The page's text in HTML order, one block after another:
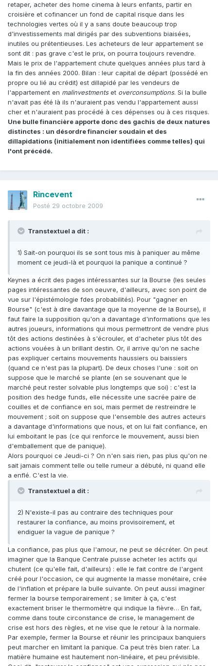
retaper, acheter des home cinema à leurs enfants, partir en
croisière et cofinancer un fond de capital risque dans les
technologies vertes où il y a sans doute beaucoup trop
d'investissements mal dirigés par des subventions biaisées,
inutiles ou prétentieuses. Les acheteurs de leur appartement se
sont dit : pas grave c'est le prix, on pourra toujours revendre.
Mais le prix de l'appartement chute quelques années plus tard à
la fin des années 2000. Bilan : leur capital de départ (possédé en
propre ou lié au crédit) est dillapidé par les vendeurs de
l'appartement en malinvestmentset overconsumptions. Si la bulle
n'avait pas été là ils n'auraient pas vendu l'appartement aussi
cher et n'auraient pas procédé à ces dépenses ou à ces risques.
Une bulle financière apporte donc des gachis de deux natures
distinctes : un désordre financier soudain et des
dillapidations (initialement non identifiées comme telles) qui
l'ont précédé.
Rincevent
Posté 29 octobre 2009
Transtextuel a dit :
1) Sait-on pourquoi ils se sont tous mis à paniquer au même
moment ce jeudi-là et pourquoi la panique a continué ?
Keynes a écrit des pages intéressantes sur la Bourse (les seules
pages intéressantes de son oeuvre, d'ailleurs, avec son point de
vue sur l'épistémologie fdes probabilités). Pour "gagner en
Bourse" (c'est à dire davantage que la moyenne de la Bourse), il
faut faire la supposition qu'on a davantage d'informations que les
autres joueurs, informations qui mous permettront de vendre plus
tôt des actions destinées à s'écrouler, et d'acheter plus tôt des
actions vouées à un brillant destin. Or, il arrive qu'on ne sache
pas expliquer certains mouvements haussiers ou baissiers
(quand ce n'est pas la plupart). De deux choses l'une : soit on
suppose que le marché se plante (en se souvenant que le
marché peut rester solvable plus longtemps que soi) : c'est la
position des hedge funds, elle nécessite une sacrée paire de
couilles et de confiance en soi, mais permet de restreindre le
mouvement ; soit on suppose que l'ensemble des autres acteurs
a davantage d'informations que nous, et on lui fait confiance, en
lui emboitant le pas (ce qui renforce le mouvement, aussi bien
d'emballement que de panique).
Alors pourquoi ce Jeudi-ci ? On n'en sais rien, pas plus qu'on ne
sait jamais comment telle ou telle rumeur a débuté, ni quand elle
a enflé. C'est la vie.
Transtextuel a dit :
2) N'existe-il pas au contraire des techniques pour
restaurer la confiance, au moins provisoirement, et
endiguer la vague de panique ?
La confiance, pas plus que l'amour, ne peut se décréter. On peut
imaginer que la Banque Centrale puisse acheter les actifs qui
chutent (ce qu'elle fait, d'ailleurs) : elle le fait contre de l'argent
créé pour l'occasion, ce qui augmente la masse monétaire, crée
de l'inflation et prépare la bulle suivante. On peut aussi imaginer
fermer la bourse temporairement ; se limiter à ça, c'est
exactement briser le thermomètre qui indique la fièvre… En fait,
comme dans toute circonstance de crise, le management de
crise est hors des règles, et ne vise que le retour à la normale.
Par exemple, fermer la Bourse et réunir les principaux banquiers
peut marcher en limitant la panique. Ca peut très bien rater. La
matière humaine est hautement non-linéaire, et peu prévisible.